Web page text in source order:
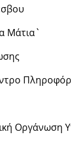
Μάτια`
Οργάνωση